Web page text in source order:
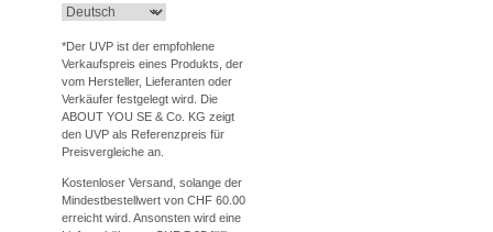
*Der UVP ist der empfohlene
Verkaufspreis eines Produkts, der
vom Hersteller, Lieferanten oder
Verkäufer festgelegt wird. Die
ABOUT YOU SE & Co. KG zeigt
den UVP als Referenzpreis für
Preisvergleiche an.
Kostenloser Versand, solange der
Mindestbestellwert von CHF 60.00
erreicht wird. Ansonsten wird eine